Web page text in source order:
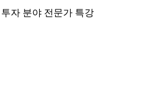
자 분야 전문가 특강